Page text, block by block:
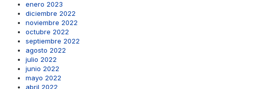
enero 2023
diciembre 2022
noviembre 2022
octubre 2022
septiembre 2022
agosto 2022
julio 2022
junio 2022
mayo 2022
abril 2022